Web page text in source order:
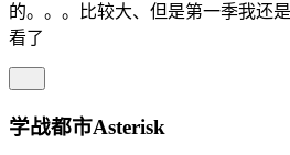
的。。。比较大、但是第一季我还
看了
学战都市Asterisk